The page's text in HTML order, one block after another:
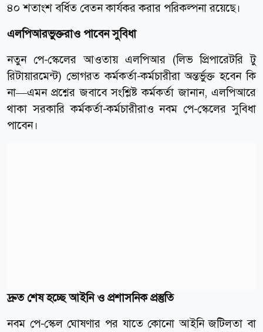
৪০ শতাংশ বর্ধিত বেতন কার্যকর করার পরিকল্পনা রয়েছে।
এলপিআরভুক্তরাও পাবেন সুবিধা
নতুন পে-স্কেলের আওতায় এলপিআর (লিভ প্রিপারেটরি টু
রিটায়ারমেন্ট) ভোগরত কর্মকর্তা-কর্মচারীরা অন্তর্ভুক্ত হবেন কি
না—এমন প্রশ্নের জবাবে সংশ্লিষ্ট কর্মকর্তা জানান, এলপিআরে
থাকা সরকারি কর্মকর্তা-কর্মচারীরাও নবম পে-স্কেলের সুবিধা
পাবেন।
দ্রুত শেষ হচ্ছে আইনি ও প্রশাসনিক প্রস্তুতি
নবম পে-স্কেল ঘোষণার পর যাতে কোনো আইনি জটিলতা বা